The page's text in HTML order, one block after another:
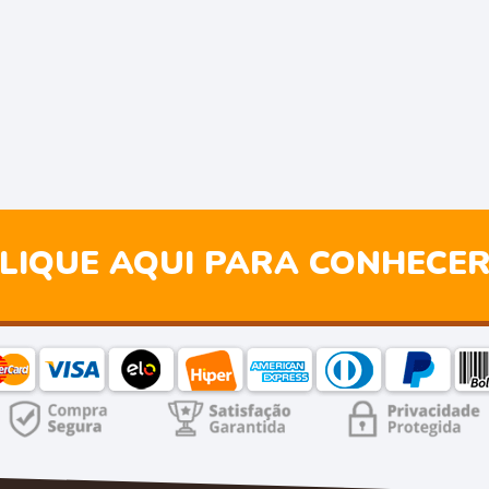
AQUI PARA